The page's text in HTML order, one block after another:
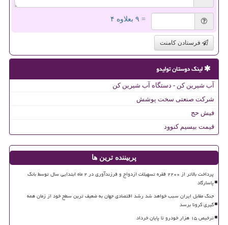
= ۹ بعلاوه ۴
فرستادن کامنت
لینک دوستان تولیدو
آب شیرین کن - دستگاه آب شیرین کن
شرکت صنعتی سخت پوشش
فیش حج
قیمت بیسیم کنوود
پربیننده ترین ها
پرداخت بالاتر از ۲۲۰۰ فقره تسهیلات ازدواج و فرزندآوری در ۲ ماه ابتدایی سال توسط بانک
پاسارگاد
جنگ مقابل ایران سبب خواهد شد رشد اقتصادی جهان به ضعیف ترین سطح خود از زمان همه
گیری کرونا برسد
ترخیص ۱۵ هزار خودرو تا پایان خرداد